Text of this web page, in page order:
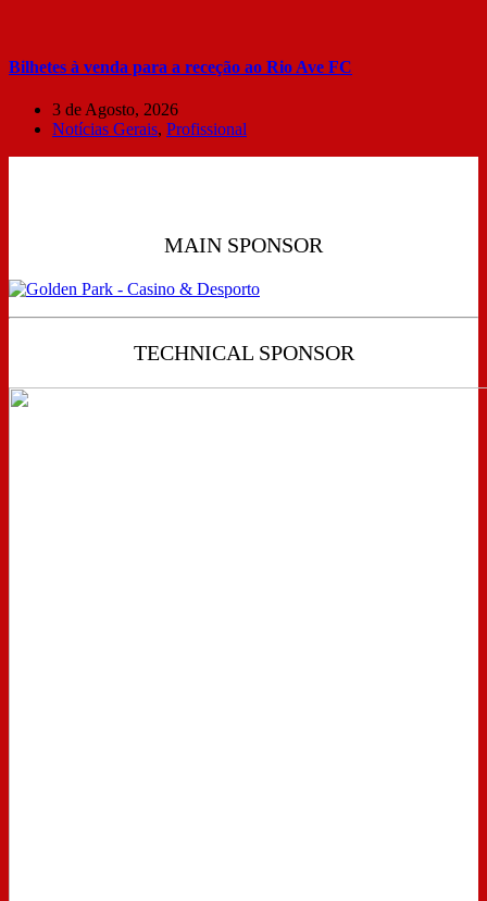
Bilhetes à venda para a receção ao Rio Ave FC
3 de Agosto, 2026
Notícias Gerais, Profissional
MAIN SPONSOR
TECHNICAL SPONSOR